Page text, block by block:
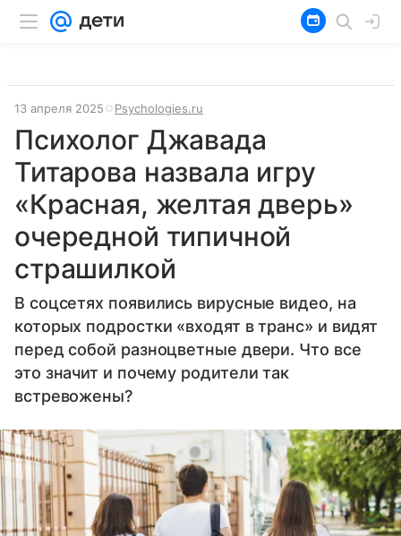
13 апреля 2025 Psychologies.ru
Психолог Джавада
Титарова назвала игру
«Красная, желтая дверь»
очередной типичной
страшилкой
В соцсетях появились вирусные видео, на
которых подростки «входят в транс» и видят
перед собой разноцветные двери. Что все
это значит и почему родители так
встревожены?